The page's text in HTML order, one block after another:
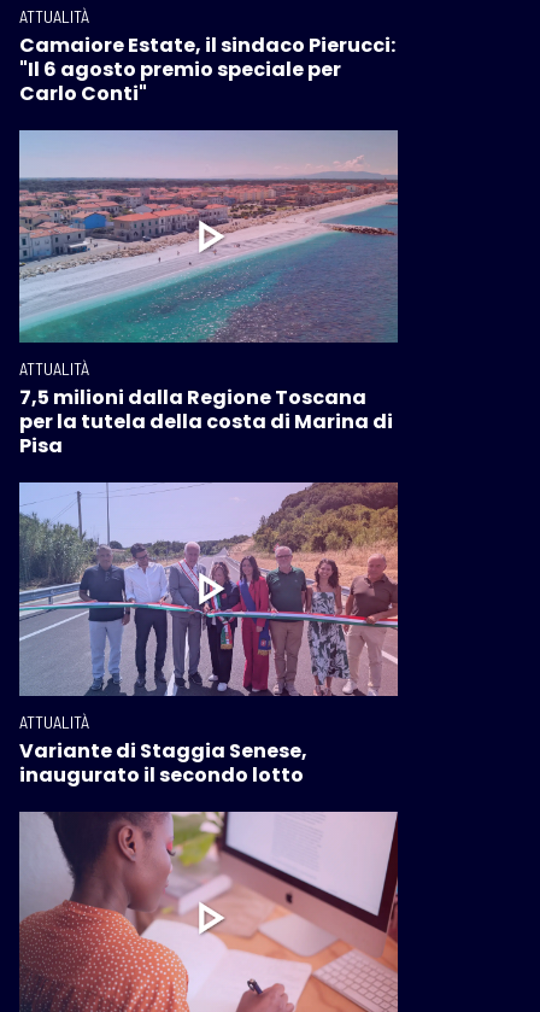
ATTUALITÀ
Camaiore Estate, il sindaco Pierucci:
"Il 6 agosto premio speciale per
Carlo Conti"
ATTUALITÀ
7,5 milioni dalla Regione Toscana
per la tutela della costa di Marina di
Pisa
ATTUALITÀ
Variante di Staggia Senese,
inaugurato il secondo lotto